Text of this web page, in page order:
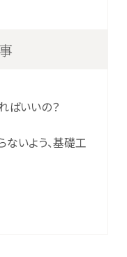
ばいいの？
ないよう、基礎工